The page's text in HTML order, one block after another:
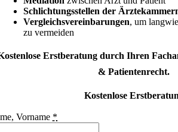
Schlichtungsstellen der
Vergleichsvereinbarungen, um
zu vermeiden
Erstberatung durch Ihren
& Patientenrecht.
Kostenlose
Vorname *